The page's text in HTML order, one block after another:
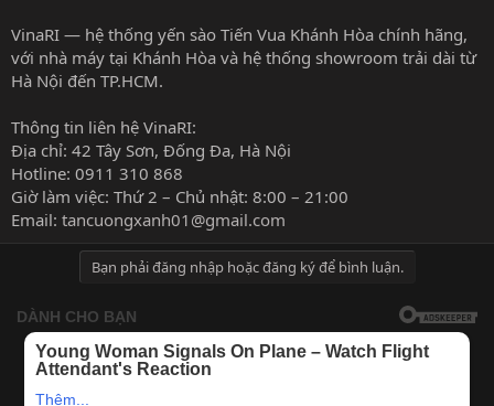
VinaRI — hệ thống yến sào Tiến Vua Khánh Hòa chính hãng,
với nhà máy tại Khánh Hòa và hệ thống showroom trải dài từ
Hà Nội đến TP.HCM.
Thông tin liên hệ VinaRI:
Địa chỉ: 42 Tây Sơn, Đống Đa, Hà Nội
Hotline: 0911 310 868
Giờ làm việc: Thứ 2 – Chủ nhật: 8:00 – 21:00
Email: tancuongxanh01@gmail.com
Bạn phải đăng nhập hoặc đăng ký để bình luận.